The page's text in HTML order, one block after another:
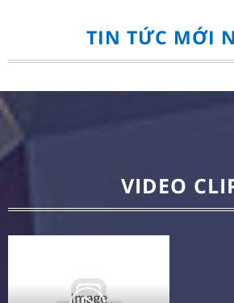
TIN TỨC MỚI
VIDEO